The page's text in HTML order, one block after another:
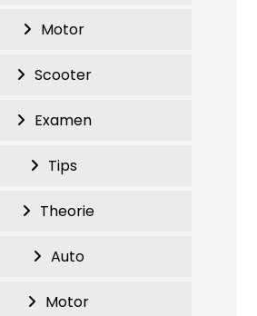
Motor
Scooter
Examen
Tips
Theorie
Auto
Motor